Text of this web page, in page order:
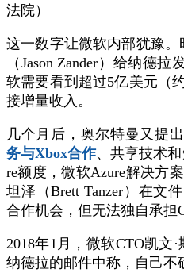
法院）
这一数字让微软内部犹豫。
（Jason Zander）给纳德
软需要看到超过5亿美元（
接增量收入。
几个月后，奥尔特曼又提
务与Xbox合作、共享技术
re额度，微软Azure解决方
坦泽（Brett Tanzer）在文
合作机会，但无法独自承担
2018年1月，微软CTO凯文
纳德拉的邮件中称，自己